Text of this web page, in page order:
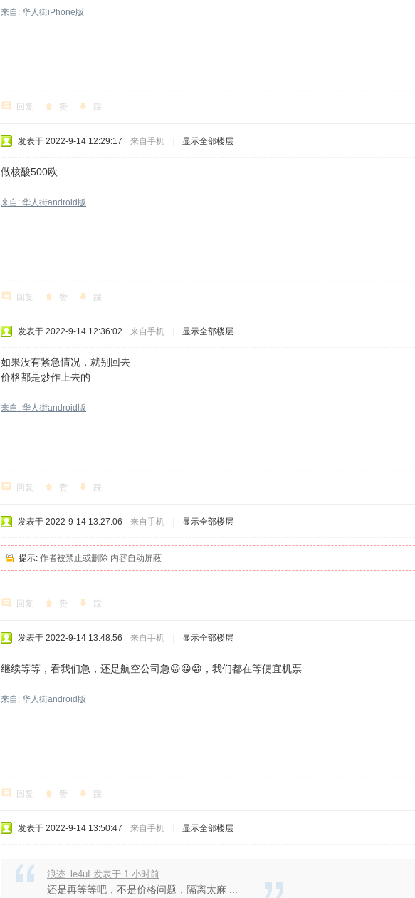
来自: 华人街iPhone版
回复 赞 踩
发表于 2022-9-14 12:29:17 来自手机 显示全部楼层
做核酸500欧
来自: 华人街android版
回复 赞 踩
发表于 2022-9-14 12:36:02 来自手机 显示全部楼层
如果没有紧急情况，就别回去
价格都是炒作上去的
来自: 华人街android版
回复 赞 踩
发表于 2022-9-14 13:27:06 来自手机 显示全部楼层
提示: 作者被禁止或删除 内容自动屏蔽
回复 赞 踩
发表于 2022-9-14 13:48:56 来自手机 显示全部楼层
继续等等，看我们急，还是航空公司急😀😀😀，我们都在等便宜机票
来自: 华人街android版
回复 赞 踩
发表于 2022-9-14 13:50:47 来自手机 显示全部楼层
浪迹_le4uI 发表于 1 小时前
还是再等等吧，不是价格问题，隔离太麻 ...